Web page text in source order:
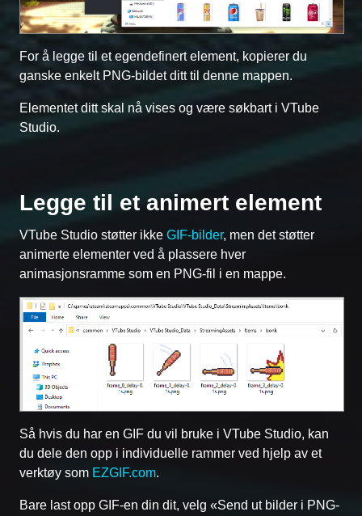
For å legge til et egendefinert element, kopierer du
ganske enkelt PNG-bildet ditt til denne mappen.
Elementet ditt skal nå vises og være søkbart i VTube
Studio.
Legge til et animert element
VTube Studio støtter ikke GIF-bilder, men det støtter
animerte elementer ved å plassere hver
animasjonsramme som en PNG-fil i en mappe.
Så hvis du har en GIF du vil bruke i VTube Studio, kan
du dele den opp i individuelle rammer ved hjelp av et
verktøy som EZGIF.com.
Bare last opp GIF-en din dit, velg «Send ut bilder i PNG-